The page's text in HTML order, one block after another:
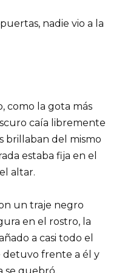
nadie vio a la
como la gota más
caía libremente
brillaban del mismo
estaba fija en el
altar.
un traje negro
en el rostro, la
a casi todo el
detuvo frente a él y